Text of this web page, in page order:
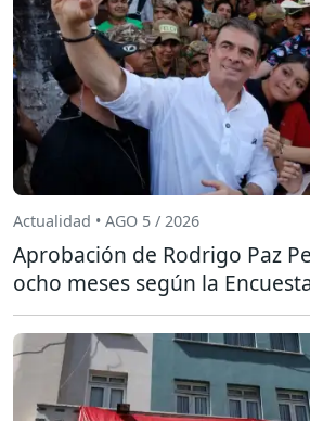
Actualidad • AGO 5 / 2026
Aprobación de Rodrigo Paz
ocho meses según la